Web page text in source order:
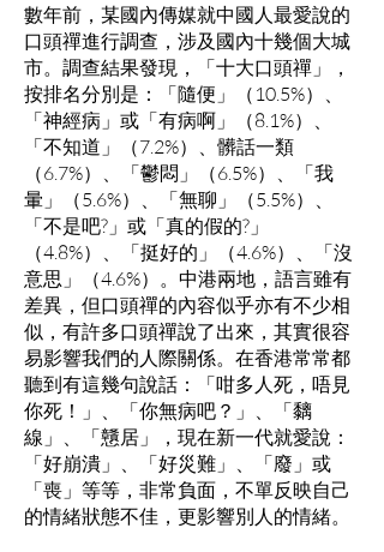
數年前，某國內傳媒就中國人最愛說的
口頭禪進行調查，涉及國內十幾個大城
市。調查結果發現，「十大口頭禪」，
按排名分別是：「隨便」（10.5%）、
「神經病」或「有病啊」（8.1%）、
「不知道」（7.2%）、髒話一類
（6.7%）、「鬱悶」（6.5%）、「我
暈」（5.6%）、「無聊」（5.5%）、
「不是吧?」或「真的假的?」
（4.8%）、「挺好的」（4.6%）、「沒
意思」（4.6%）。中港兩地，語言雖有
差異，但口頭禪的內容似乎亦有不少相
似，有許多口頭禪說了出來，其實很容
易影響我們的人際關係。在香港常常都
聽到有這幾句說話：「咁多人死，唔見
你死！」、「你無病吧？」、「黐
線」、「戇居」，現在新一代就愛說：
「好崩潰」、「好災難」、「廢」或
「喪」等等，非常負面，不單反映自己
的情緒狀態不佳，更影響別人的情緒。